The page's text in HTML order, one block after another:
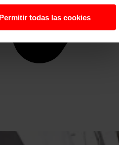
Permitir todas las cookies